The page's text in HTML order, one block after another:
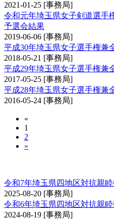
2021-01-25 [事務局]
令和元年埼玉県女子剣道選手
予選会結果
2019-06-06 [事務局]
平成30年埼玉県女子選手権兼
2018-05-21 [事務局]
平成29年埼玉県女子選手権兼
2017-05-25 [事務局]
平成28年埼玉県女子選手権兼
2016-05-24 [事務局]
«
1
2
»
令和7年埼玉県四地区対抗親
2025-08-20 [事務局]
令和6年埼玉県四地区対抗親
2024-08-19 [事務局]